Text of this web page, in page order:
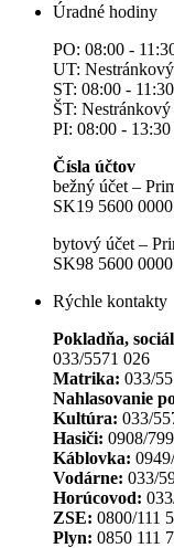
Úradné hodiny
PO: 08:00 -
UT:
ST: 08:00 -
ŠT: Nestránkový
PI: 08:00 - 13:30
Čísla účtov
bežný účet –
SK19 5600
bytový účet –
SK98 5600
Rýchle kontakty
Pokladňa,
033/5571 026
Matrika: 033/
Nahlasovanie
Kultúra: 033/
Hasiči: 0908/
Káblovka:
Vodárne: 033/
Horúcovod:
ZSE: 0800/111
Plyn: 0850 111